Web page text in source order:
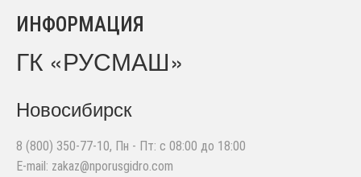
ИНФОРМАЦИЯ
ГК «РУСМАШ»
Новосибирск
8 (800) 350-77-10, Пн - Пт: с 08:00 до 18:00
E-mail: zakaz@nporusgidro.com